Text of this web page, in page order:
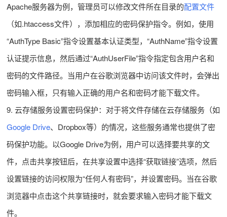
Apache服务器为例，管理员可以修改文件所在目录的配置文件
（如.htaccess文件），添加相应的密码保护指令。例如，使用
“AuthType Basic”指令设置基本认证类型，“AuthName”指令设置
认证提示信息，然后通过“AuthUserFile”指令指定包含用户名和
密码的文件路径。当用户在谷歌浏览器中访问该文件时，会弹出
密码输入框，只有输入正确的用户名和密码才能下载文件。
9. 云存储服务设置密码保护：对于将文件存储在云存储服务（如
Google Drive、Dropbox等）的情况，这些服务通常也提供了密
码保护功能。以Google Drive为例，用户可以选择要共享的文
件，点击共享按钮后，在共享设置中选择“获取链接”选项，然后
设置链接的访问权限为“任何人有密码”，并设置密码。当在谷歌
浏览器中点击这个共享链接时，就会要求输入密码才能下载文
件。